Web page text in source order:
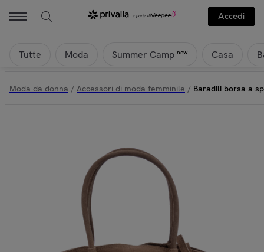
Accedi
Tutte Moda Summer Camp new Casa
Moda da donna / Accessori di moda femminile / Baradili borsa a